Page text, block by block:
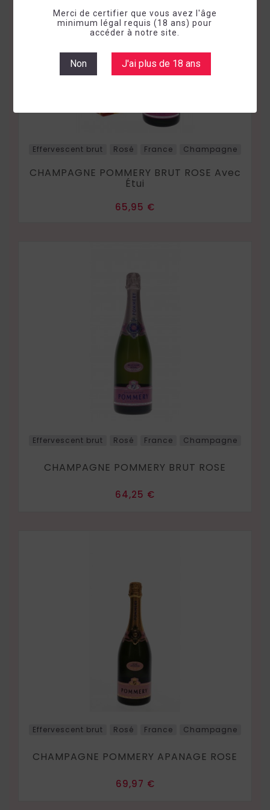
Merci de certifier que vous avez l'âge
minimum légal requis (18 ans) pour
accéder à notre site.
Non J'ai plus de 18 ans
Effervescent brut Rosé France Champagne
CHAMPAGNE POMMERY BRUT ROSE Avec
Étui
Prix
65,95 €
Effervescent brut Rosé France Champagne
CHAMPAGNE POMMERY BRUT ROSE
Prix
64,25 €
Effervescent brut Rosé France Champagne
CHAMPAGNE POMMERY APANAGE ROSE
Prix
69,97 €